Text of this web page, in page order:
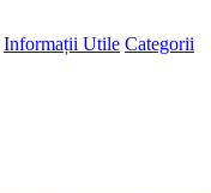
Informații Utile Categorii